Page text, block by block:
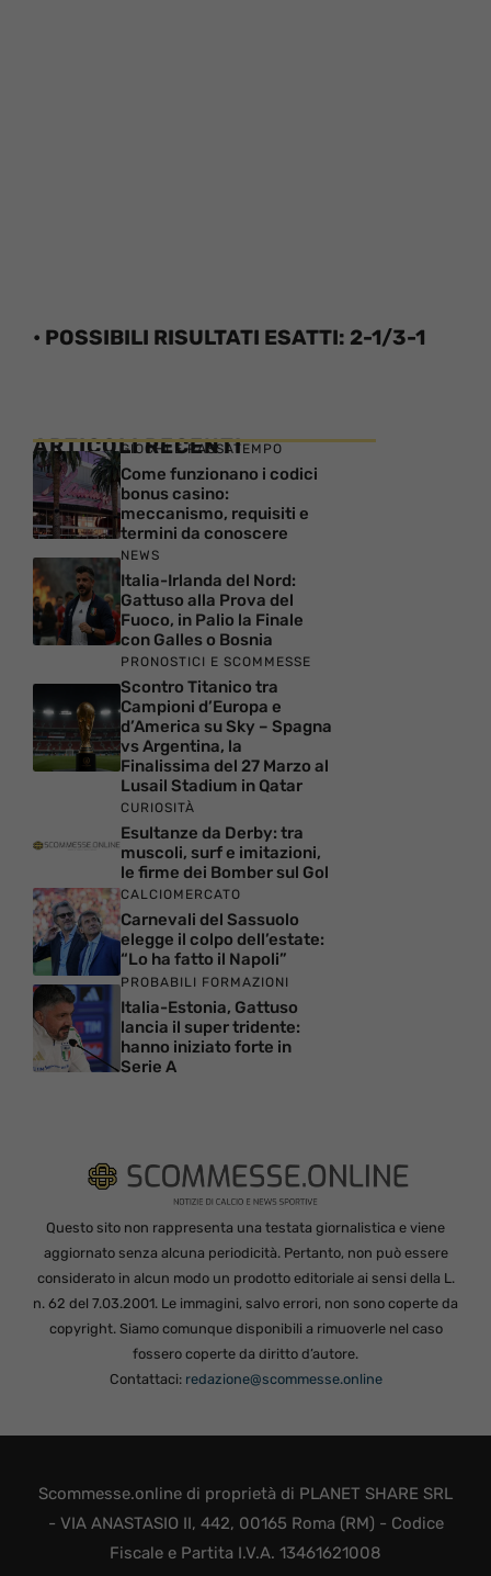
• POSSIBILI RISULTATI ESATTI: 2-1/3-1
ARTICOLI RECENTI
GIOCHI E PASSATEMPO
Come funzionano i codici
bonus casino:
meccanismo, requisiti e
termini da conoscere
NEWS
Italia-Irlanda del Nord:
Gattuso alla Prova del
Fuoco, in Palio la Finale
con Galles o Bosnia
PRONOSTICI E SCOMMESSE
Scontro Titanico tra
Campioni d’Europa e
d’America su Sky – Spagna
vs Argentina, la
Finalissima del 27 Marzo al
Lusail Stadium in Qatar
CURIOSITÀ
Esultanze da Derby: tra
muscoli, surf e imitazioni,
le firme dei Bomber sul Gol
CALCIOMERCATO
Carnevali del Sassuolo
elegge il colpo dell’estate:
“Lo ha fatto il Napoli”
PROBABILI FORMAZIONI
Italia-Estonia, Gattuso
lancia il super tridente:
hanno iniziato forte in
Serie A
Questo sito non rappresenta una testata giornalistica e viene
aggiornato senza alcuna periodicità. Pertanto, non può essere
considerato in alcun modo un prodotto editoriale ai sensi della L.
n. 62 del 7.03.2001. Le immagini, salvo errori, non sono coperte da
copyright. Siamo comunque disponibili a rimuoverle nel caso
fossero coperte da diritto d’autore.
Contattaci: redazione@scommesse.online
Scommesse.online di proprietà di PLANET SHARE SRL
- VIA ANASTASIO II, 442, 00165 Roma (RM) - Codice
Fiscale e Partita I.V.A. 13461621008